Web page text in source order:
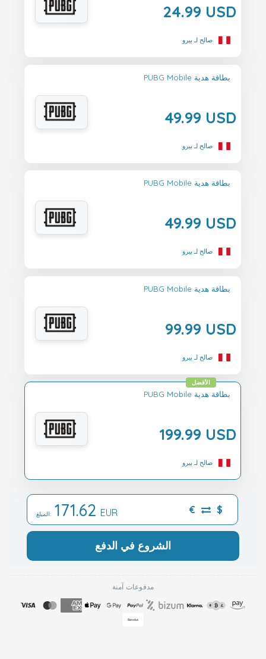
24.99 USD
صالح لـ بيرو
PUBG Mobile بطاقة هدية
49.99 USD
صالح لـ بيرو
PUBG Mobile بطاقة هدية
49.99 USD
صالح لـ بيرو
PUBG Mobile بطاقة هدية
99.99 USD
صالح لـ بيرو
PUBG Mobile بطاقة هدية
199.99 USD
الأفضل
صالح لـ بيرو
المبلغ: 171.62 EUR € $
الشروع في الدفع
مدفوعات آمنة